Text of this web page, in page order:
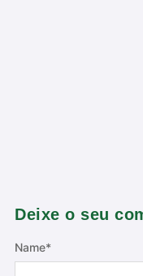
Deixe o seu
Name*